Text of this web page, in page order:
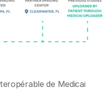
de Medicai